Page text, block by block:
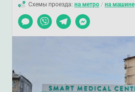
Схемы проезда: на метро / на машине
Чат
Viber TelegramMessenger